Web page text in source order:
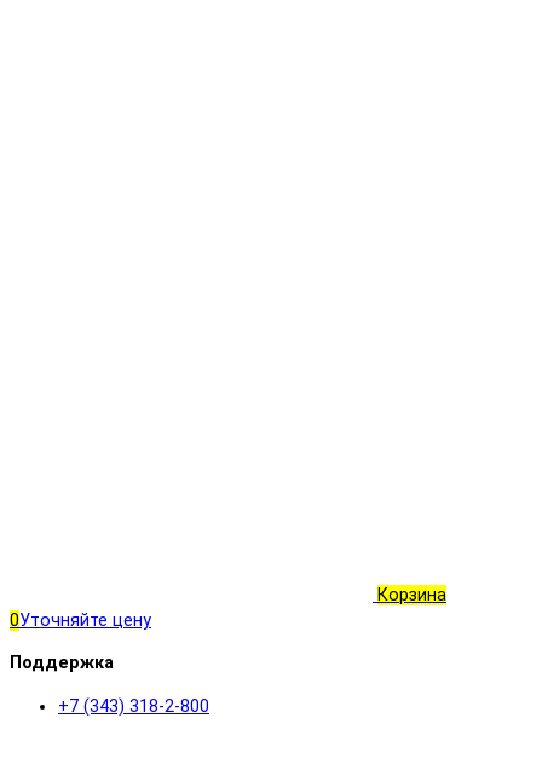
Корзина
0Уточняйте цену
Поддержка
+7 (343) 318-2-800